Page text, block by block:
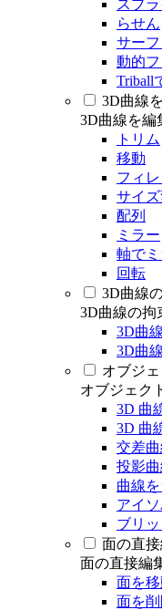
スプ
らせん
サー
動的フ
Triball
3D曲線
3D曲線を編
トリム
移動
フィ
サイ
配列
ミラー
軸で
回転
3D曲線
3D曲線の拘
3D曲
3D曲
オブジ
オブジェク
3D 曲
3D 曲
交差
投影
曲線
アイ
ブリ
面の直
面の直接編
面を
面を